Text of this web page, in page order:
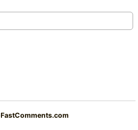
FastComments.com